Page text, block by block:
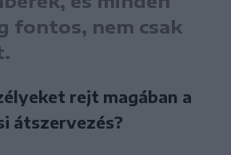
fontos, nem csak
rejt magában a
átszervezés?